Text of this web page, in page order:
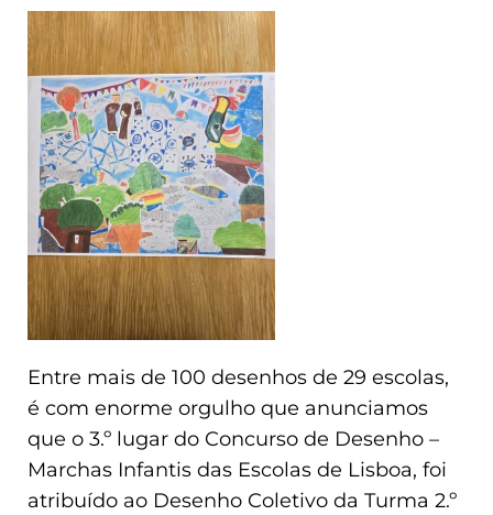
Entre mais de 100 desenhos de 29 escolas,
é com enorme orgulho que anunciamos
que o 3.º lugar do Concurso de Desenho –
Marchas Infantis das Escolas de Lisboa, foi
atribuído ao Desenho Coletivo da Turma 2.º